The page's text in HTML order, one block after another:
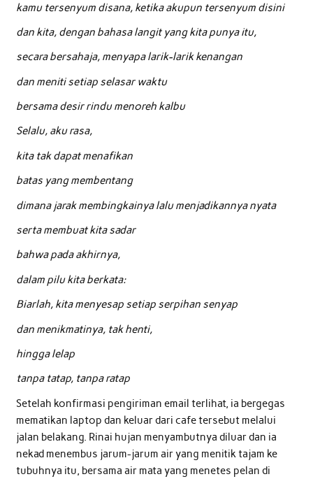
kamu tersenyum disana, ketika akupun tersenyum disini
dan kita, dengan bahasa langit yang kita punya itu,
secara bersahaja, menyapa larik-larik kenangan
dan meniti setiap selasar waktu
bersama desir rindu menoreh kalbu
Selalu, aku rasa,
kita tak dapat menafikan
batas yang membentang
dimana jarak membingkainya lalu menjadikannya nyata
serta membuat kita sadar
bahwa pada akhirnya,
dalam pilu kita berkata:
Biarlah, kita menyesap setiap serpihan senyap
dan menikmatinya, tak henti,
hingga lelap
tanpa tatap, tanpa ratap
Setelah konfirmasi pengiriman email terlihat, ia bergegas
mematikan laptop dan keluar dari cafe tersebut melalui
jalan belakang. Rinai hujan menyambutnya diluar dan ia
nekad menembus jarum-jarum air yang menitik tajam ke
tubuhnya itu, bersama air mata yang menetes pelan di